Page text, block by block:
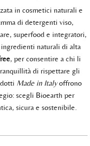
in cosmetici naturali e
di detergenti viso,
superfood e integratori,
naturali di alta
, per consentire a chi li
di rispettare gli
Made in Italyoffrono
scegli Bioearth per
sicura e sostenibile.